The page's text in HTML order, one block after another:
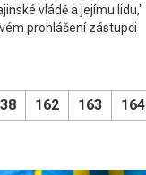
vládě a jejímu lidu,"
prohlášení zástupci
162 163 164